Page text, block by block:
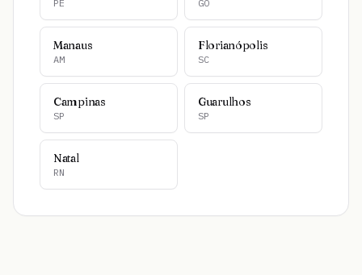
PE GO
Manaus
AM
Florianópolis
SC
Campinas
SP
Guarulhos
SP
Natal
RN